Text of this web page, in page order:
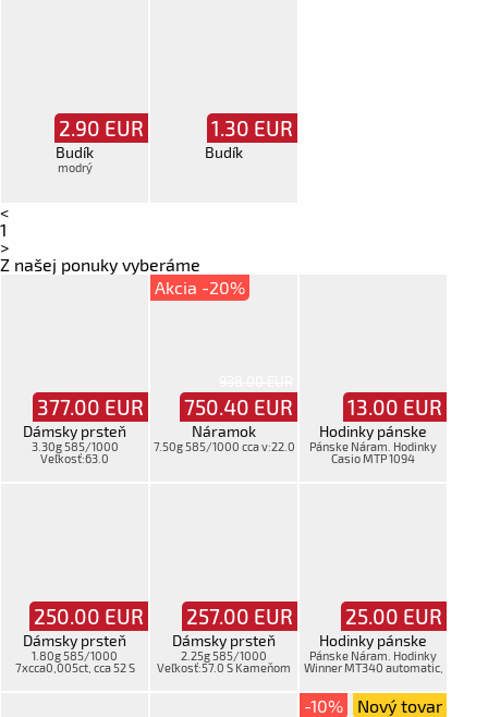
2.90 EUR
Budík
modrý
1.30 EUR
Budík
<
1
>
Z našej ponuky vyberáme
377.00 EUR
Dámsky prsteň
3.30g 585/1000
Veľkosť:63.0
Akcia -20%
750.40 EUR
Náramok
7.50g 585/1000 cca v:22.0
13.00 EUR
Hodinky pánske
Pánske Náram. Hodinky
Casio MTP 1094
250.00 EUR
Dámsky prsteň
1.80g 585/1000
7xcca0,005ct, cca 52 S
257.00 EUR
Dámsky prsteň
2.25g 585/1000
Veľkosť:57.0 S Kameňom
25.00 EUR
Hodinky pánske
Pánske Náram. Hodinky
Winner MT340 automatic,
-10% Nový tovar